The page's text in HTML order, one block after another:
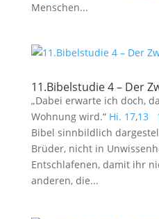
Menschen...
11.Bibelstudie 4 – Der
„Dabei erwarte ich doch,
Wohnung wird.“ Hi. 17,13
Bibel sinnbildlich
Brüder, nicht in
Entschlafenen, damit ihr
anderen, die...